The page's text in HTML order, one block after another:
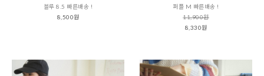
블루 8.5 빠른배송 !
8,500원
퍼플 M 빠른배송 !
11,900원
8,330원